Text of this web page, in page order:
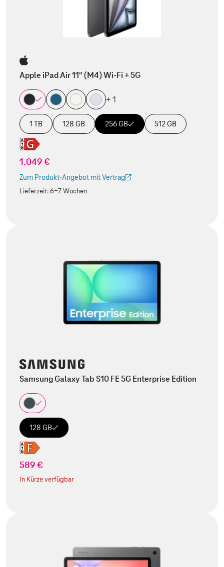
Apple iPad Air 11" (M4) Wi-Fi + 5G
+ 1
1 TB 128 GB 256 GB 512 GB
1.049 €
Zum Produkt-Angebot mit Vertrag
(Der Link wird in einem neuen Tab geöffnet)
Lieferzeit:6-7 Wochen
Samsung Galaxy Tab S10 FE 5G Enterprise Edition
128 GB
589 €
In Kürze verfügbar